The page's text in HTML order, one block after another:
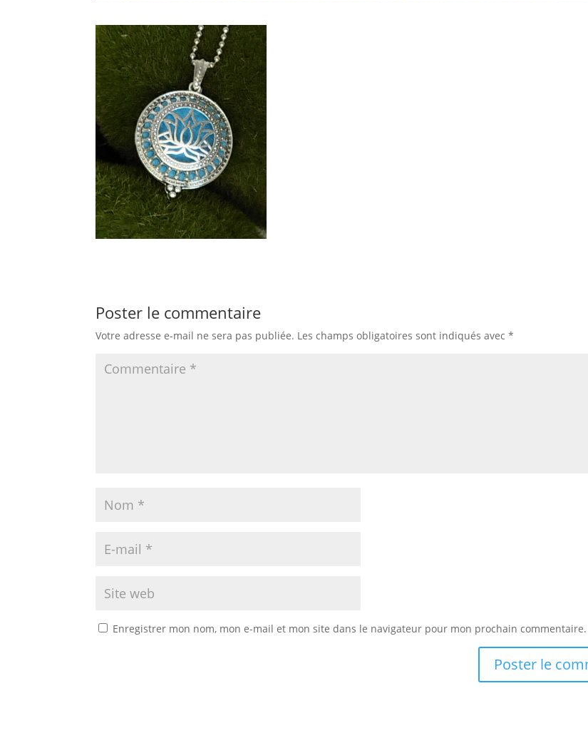
Poster le commentaire
Votre adresse e-mail ne sera pas publiée. Les champs obligatoires sont indiqués avec*
Enregistrer mon nom, mon e-mail et mon site dans le navigateur pour mon prochain commentaire.